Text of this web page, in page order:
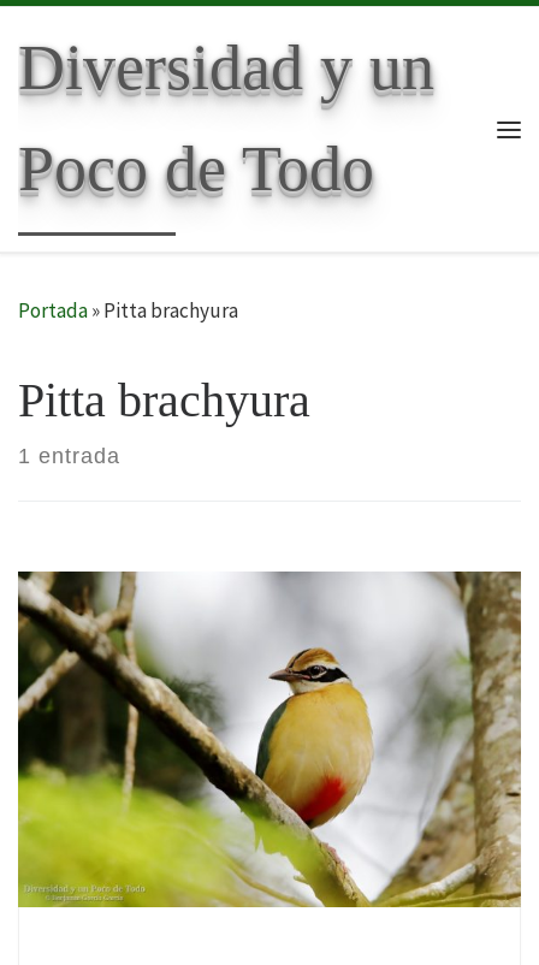
Diversidad y un
Poco de Todo
Portada»Pitta brachyura
Pitta brachyura
1 entrada